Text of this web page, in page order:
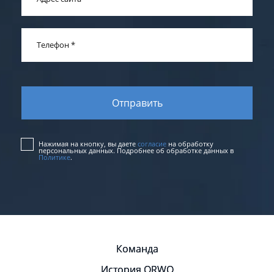
Телефон*
Нажимая на кнопку, вы даете согласие на обработку
персональных данных. Подробнее об обработке данных в
Политике.
Команда